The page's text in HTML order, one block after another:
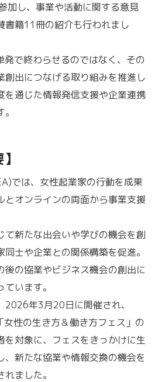
加し、事業や活動に関する意見
書籍11冊の紹介も行われまし
発で終わらせるのではなく、その
創出につなげる取り組みを推進し
を通じた情報発信支援や企業連携
では、女性起業家の行動を成果
とオンラインの両面から事業支援
て新たな出会いや学びの機会を創
士や企業との関係構築を促進。
後の協業やビジネス機会の創出に
います。
年3月20日に開催され、
性の生き方＆働き方フェス」の
を対象に、フェスをきっかけに生
、新たな協業や情報交換の機会を
ました。